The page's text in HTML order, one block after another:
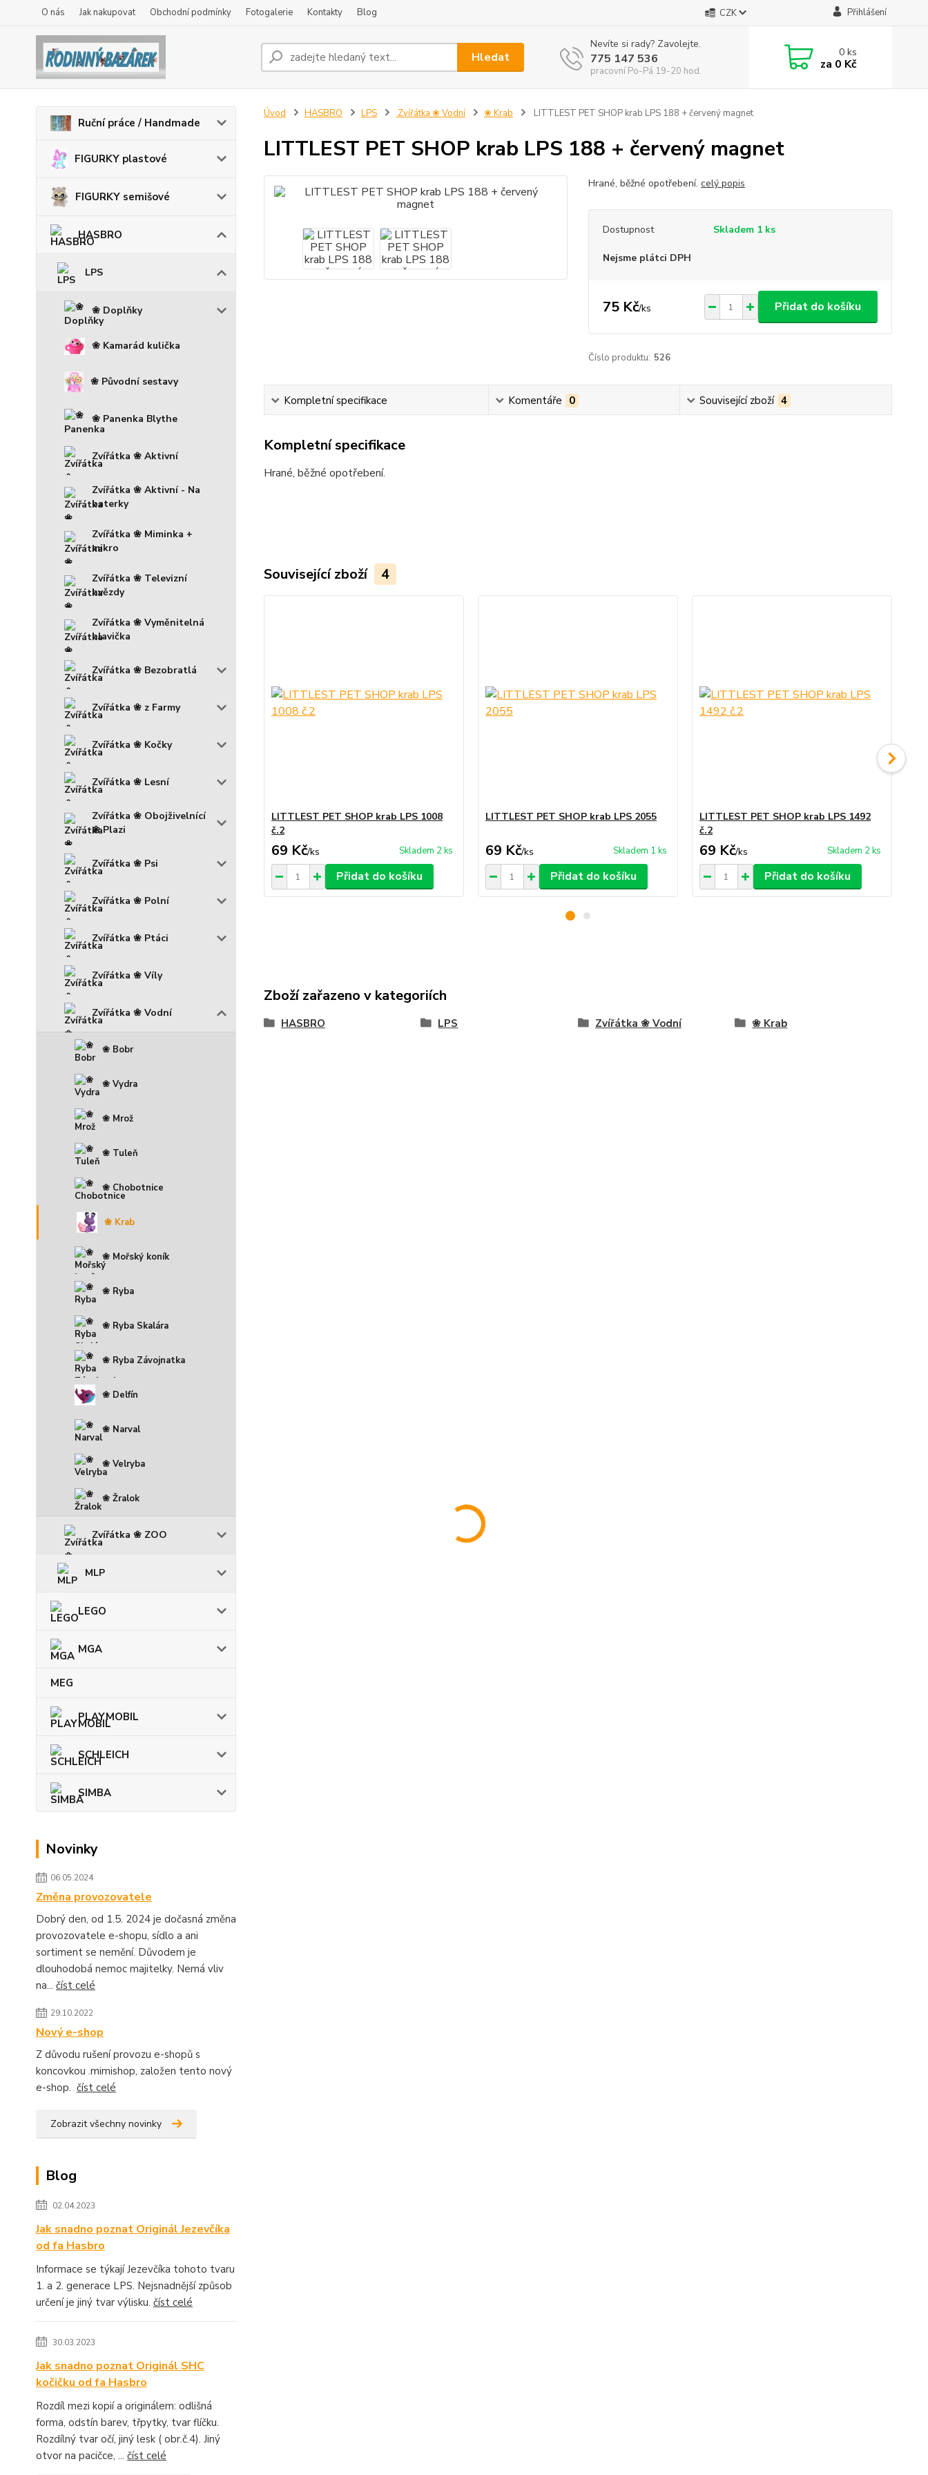
O nás Jak nakupovat Obchodní podmínky Fotogalerie Kontakty Blog CZK Přihlášení
Hledat
Nevíte si rady? Zavolejte.
775 147 536
pracovní Po-Pá 19-20 hod.
0ks
za 0 Kč
Ruční práce / Handmade
FIGURKY plastové
FIGURKY semišové
HASBRO
LPS
❀ Doplňky
❀ Kamarád kulička
❀ Původní sestavy
❀ Panenka Blythe
Zvířátka ❀ Aktivní
Zvířátka ❀ Aktivní - Na
baterky
Zvířátka ❀ Miminka +
mikro
Zvířátka ❀ Televizní
hvězdy
Zvířátka ❀ Vyměnitelná
hlavička
Zvířátka ❀ Bezobratlá
Zvířátka ❀ z Farmy
Zvířátka ❀ Kočky
Zvířátka ❀ Lesní
Zvířátka ❀ Obojživelnící
❀ Plazi
Zvířátka ❀ Psi
Zvířátka ❀ Polní
Zvířátka ❀ Ptáci
Zvířátka ❀ Víly
Zvířátka ❀ Vodní
❀ Bobr
❀ Vydra
❀ Mrož
❀ Tuleň
❀ Chobotnice
❀ Krab
❀ Mořský koník
❀ Ryba
❀ Ryba Skalára
❀ Ryba Závojnatka
❀ Delfín
❀ Narval
❀ Velryba
❀ Žralok
Zvířátka ❀ ZOO
MLP
LEGO
MGA
MEG
PLAYMOBIL
SCHLEICH
SIMBA
Novinky
06.05.2024
Změna provozovatele
Dobrý den, od 1.5. 2024 je dočasná změna
provozovatele e-shopu, sídlo a ani
sortiment se nemění. Důvodem je
dlouhodobá nemoc majitelky. Nemá vliv
na... číst celé
29.10.2022
Nový e-shop
Z důvodu rušení provozu e-shopů s
koncovkou .mimishop, založen tento nový
e-shop. číst celé
Zobrazit všechny novinky
Blog
02.04.2023
Jak snadno poznat Originál Jezevčíka
od fa Hasbro
Informace se týkají Jezevčíka tohoto tvaru
1. a 2. generace LPS. Nejsnadnější způsob
určení je jiný tvar výlisku. číst celé
30.03.2023
Jak snadno poznat Originál SHC
kočičku od fa Hasbro
Rozdíl mezi kopií a originálem: odlišná
forma, odstín barev, třpytky, tvar flíčku.
Rozdílný tvar očí, jiný lesk ( obr.č.4). Jiný
otvor na pacičce, ... číst celé
Úvod HASBRO LPS Zvířátka ❀ Vodní ❀ Krab LITTLEST PET SHOP krab LPS 188 + červený magnet
LITTLEST PET SHOP krab LPS 188 + červený magnet
Hrané, běžné opotřebení. celý popis
Dostupnost Skladem 1 ks
Nejsme plátci DPH
75 Kč/ks Přidat do košíku
Číslo produktu: 526
Kompletní specifikace Komentáře 0 Související zboží 4
Kompletní specifikace
Hrané, běžné opotřebení.
Související zboží 4
LITTLEST PET SHOP krab LPS 1008
č.2
69 Kč/ks Skladem 2 ks
Přidat do košíku
LITTLEST PET SHOP krab LPS 2055
69 Kč/ks Skladem 1 ks
Přidat do košíku
LITTLEST PET SHOP krab LPS 1492
č.2
69 Kč/ks Skladem 2 ks
Přidat do košíku
Zboží zařazeno v kategoriích
HASBRO LPS Zvířátka ❀ Vodní ❀ Krab